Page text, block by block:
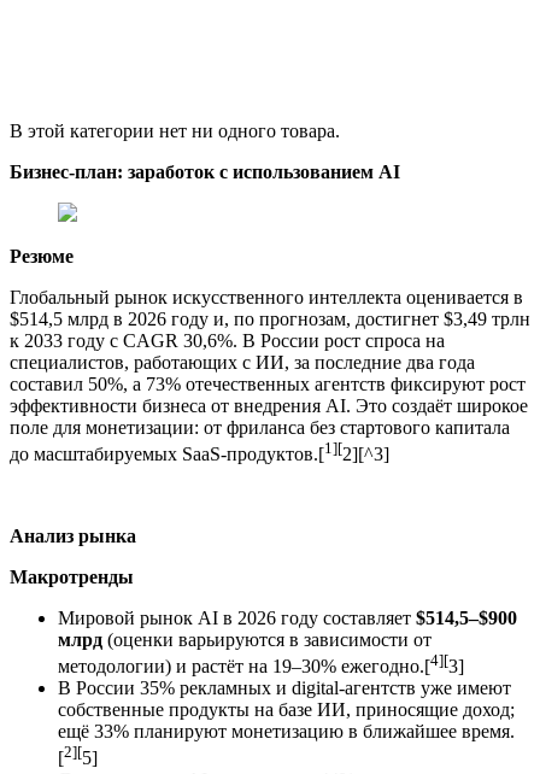
В этой категории нет ни одного товара.
Бизнес-план: заработок с использованием AI
Резюме
Глобальный рынок искусственного интеллекта оценивается в
$514,5 млрд в 2026 году и, по прогнозам, достигнет $3,49 трлн
к 2033 году с CAGR 30,6%. В России рост спроса на
специалистов, работающих с ИИ, за последние два года
составил 50%, а 73% отечественных агентств фиксируют рост
эффективности бизнеса от внедрения AI. Это создаёт широкое
поле для монетизации: от фриланса без стартового капитала
до масштабируемых SaaS-продуктов.[1][2][^3]
Анализ рынка
Макротренды
Мировой рынок AI в 2026 году составляет $514,5–$900
млрд (оценки варьируются в зависимости от
методологии) и растёт на 19–30% ежегодно.[4][3]
В России 35% рекламных и digital-агентств уже имеют
собственные продукты на базе ИИ, приносящие доход;
ещё 33% планируют монетизацию в ближайшее время.
[2][5]